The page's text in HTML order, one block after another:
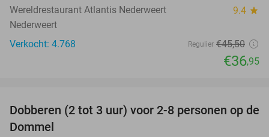
Wereldrestaurant Atlantis Nederweert 9.4 star
Nederweert
Verkocht: 4.768
Regulier €45,50
€36,95
29%
Dobberen (2 tot 3 uur) voor 2-8 personen op de
Dommel